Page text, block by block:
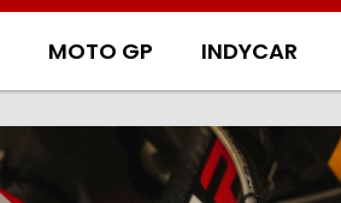
MOTO GP INDYCAR